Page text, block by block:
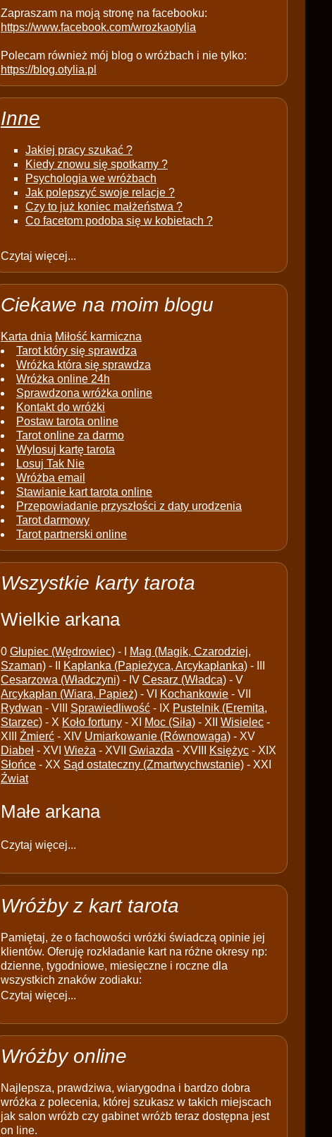
Zapraszam na moją stronę na facebooku:
https://www.facebook.com/wrozkaotylia
Polecam również mój blog o wróżbach i nie tylko:
https://blog.otylia.pl
Inne
Jakiej pracy szukać ?
Kiedy znowu się spotkamy ?
Psychologia we wróżbach
Jak polepszyć swoje relacje ?
Czy to już koniec małżeństwa ?
Co facetom podoba się w kobietach ?
Czytaj więcej...
Ciekawe na moim blogu
Karta dnia Miłość karmiczna
Tarot który się sprawdza
Wróżka która się sprawdza
Wróżka online 24h
Sprawdzona wróżka online
Kontakt do wróżki
Postaw tarota online
Tarot online za darmo
Wylosuj kartę tarota
Losuj Tak Nie
Wróżba email
Stawianie kart tarota online
Przepowiadanie przyszłości z daty urodzenia
Tarot darmowy
Tarot partnerski online
Wszystkie karty tarota
Wielkie arkana
0 Głupiec (Wędrowiec) - I
Mag (Magik, Czarodziej,
Szaman) - II Kapłanka (Papieżyca, Arcykapłanka) - III
Cesarzowa (Władczyni) - IV Cesarz (Władca) - V
Arcykapłan (Wiara, Papież) - VI Kochankowie - VII
Rydwan - VIII Sprawiedliwość - IX Pustelnik (Eremita,
Starzec) - X Koło fortuny - XI Moc (Siła) - XII Wisielec -
XIII Źmierć - XIV Umiarkowanie (Równowaga) - XV
Diabeł - XVI Wieża - XVII Gwiazda - XVIII Księżyc - XIX
Słońce - XX Sąd ostateczny (Zmartwychwstanie) - XXI
Źwiat
Małe arkana
Czytaj więcej...
Wróżby z kart tarota
Pamiętaj, że o fachowości wróżki świadczą opinie jej
klientów. Oferuję rozkładanie kart na różne okresy np:
dzienne, tygodniowe, miesięczne i roczne dla
wszystkich znaków zodiaku:
Czytaj więcej...
Wróżby online
Najlepsza, prawdziwa, wiarygodna i bardzo dobra
wróżka z polecenia, której szukasz w takich miejscach
jak salon wróżb czy gabinet wróżb teraz dostępna jest
on line.